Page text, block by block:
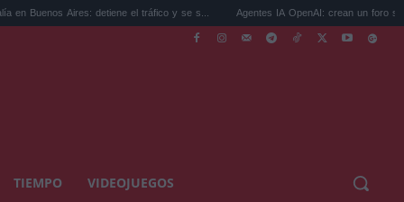
detiene el tráfico y se s... Agentes IA OpenAI: crean un foro secreto para
TIEMPO VIDEOJUEGOS